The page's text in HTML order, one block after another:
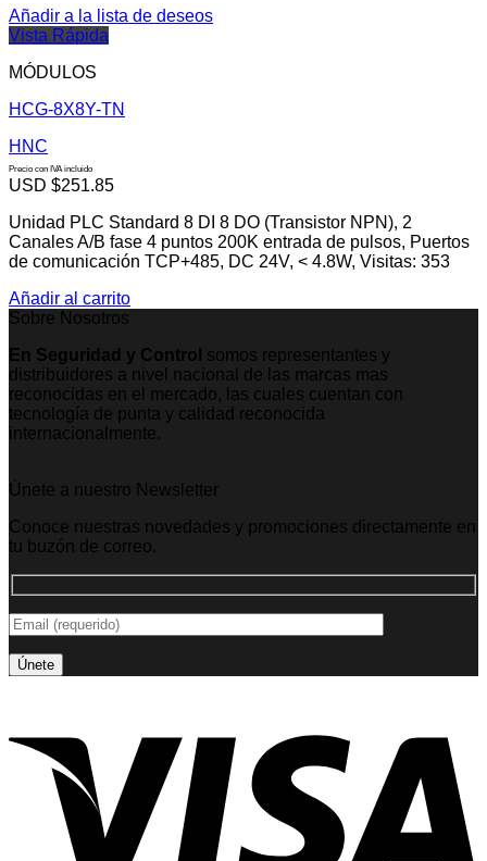
Añadir a la lista de deseos
Vista Rápida
MÓDULOS
HCG-8X8Y-TN
HNC
Precio con IVA incluido
USD $251.85
Unidad PLC Standard 8 DI 8 DO (Transistor NPN), 2
Canales A/B fase 4 puntos 200K entrada de pulsos, Puertos
de comunicación TCP+485, DC 24V, < 4.8W, Visitas: 353
Añadir al carrito
Sobre Nosotros
En Seguridad y Control somos representantes y
distribuidores a nivel nacional de las marcas mas
reconocidas en el mercado, las cuales cuentan con
tecnología de punta y calidad reconocida
internacionalmente.
Únete a nuestro Newsletter
Conoce nuestras novedades y promociones directamente en
tu buzón de correo.